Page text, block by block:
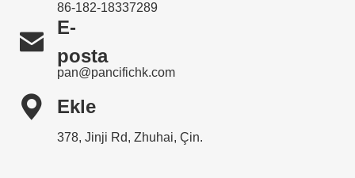
86-182-18337289

E-
posta
pan@pancifichk.com
 Ekle
378, Jinji Rd, Zhuhai, Çin.